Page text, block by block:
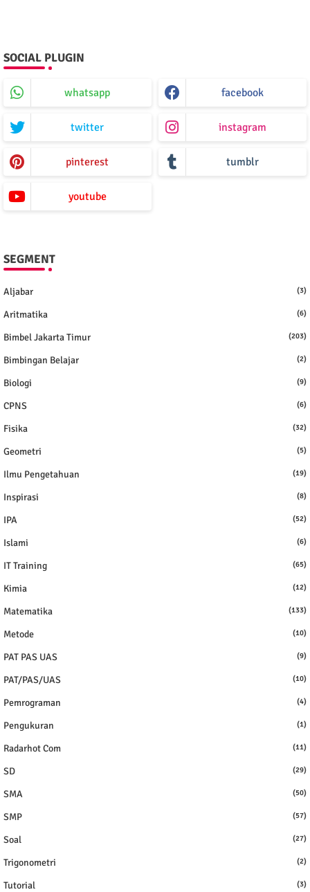
SOCIAL PLUGIN
whatsapp facebook
twitter instagram
pinterest tumblr
youtube
SEGMENT
Aljabar (3)
Aritmatika (6)
Bimbel Jakarta Timur (203)
Bimbingan Belajar (2)
Biologi (9)
CPNS (6)
Fisika (32)
Geometri (5)
Ilmu Pengetahuan (19)
Inspirasi (8)
IPA (52)
Islami (6)
IT Training (65)
Kimia (12)
Matematika (133)
Metode (10)
PAT PAS UAS (9)
PAT/PAS/UAS (10)
Pemrograman (4)
Pengukuran (1)
Radarhot Com (11)
SD (29)
SMA (50)
SMP (57)
Soal (27)
Trigonometri (2)
Tutorial (3)